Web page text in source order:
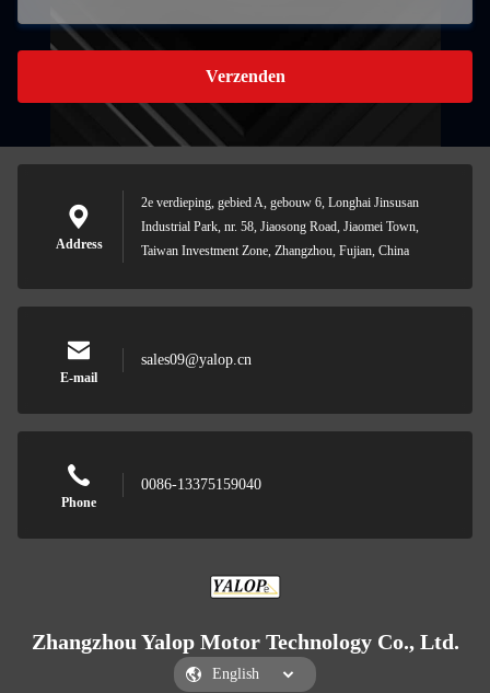
Verzenden
Address
2e verdieping, gebied A, gebouw 6, Longhai Jinsusan
Industrial Park, nr. 58, Jiaosong Road, Jiaomei Town,
Taiwan Investment Zone, Zhangzhou, Fujian, China
E-mail
sales09@yalop.cn
Phone
0086-13375159040
Zhangzhou Yalop Motor Technology Co., Ltd.